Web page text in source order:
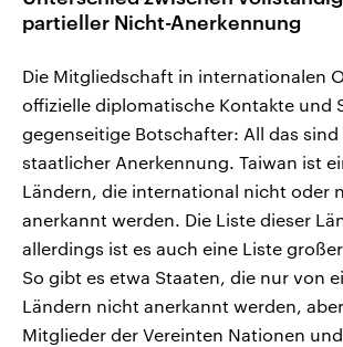
partieller Nicht-Anerkennung
Die Mitgliedschaft in internationalen
offizielle diplomatische Kontakte und
gegenseitige Botschafter: All das
staatlicher Anerkennung. Taiwan ist
Ländern, die international nicht oder
anerkannt werden. Die Liste dieser
allerdings ist es auch eine Liste
So gibt es etwa Staaten, die nur von
Ländern nicht anerkannt werden,
Mitglieder der Vereinten Nationen